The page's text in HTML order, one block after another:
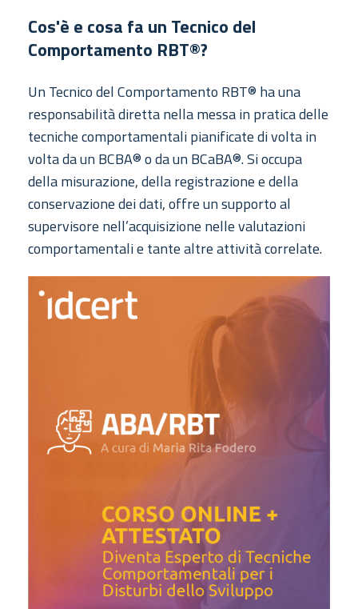
Cos'è e cosa fa un Tecnico del
Comportamento RBT®?
Un Tecnico del Comportamento RBT® ha una
responsabilità diretta nella messa in pratica delle
tecniche comportamentali pianificate di volta in
volta da un BCBA® o da un BCaBA®. Si occupa
della misurazione, della registrazione e della
conservazione dei dati, offre un supporto al
supervisore nell’acquisizione nelle valutazioni
comportamentali e tante altre attività correlate.